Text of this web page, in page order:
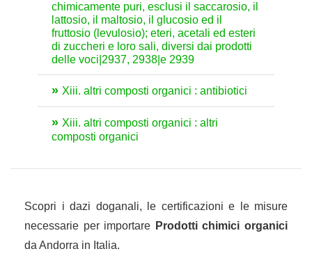
chimicamente puri, esclusi il saccarosio, il
lattosio, il maltosio, il glucosio ed il
fruttosio (levulosio); eteri, acetali ed esteri
di zuccheri e loro sali, diversi dai prodotti
delle voci|2937, 2938|e 2939
Xiii. altri composti organici : antibiotici
Xiii. altri composti organici : altri
composti organici
Scopri i dazi doganali, le certificazioni e le misure
necessarie per importare Prodotti chimici organici
da Andorra in Italia.